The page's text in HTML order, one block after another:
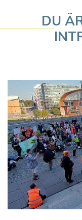
i
e
r
i
n
g
DU